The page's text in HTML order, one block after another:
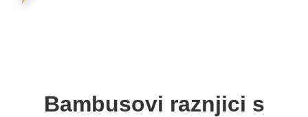
Bambusovi raznjici s